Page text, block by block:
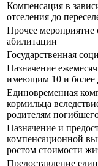
Компенсация в
отселения до
Прочее мероприятие
абилитации
Государственная
Назначение
имеющим 10 и более
Единовременная
кормильца
родителям
Назначение и
компенсационной
ростом стоимости
Предоставление